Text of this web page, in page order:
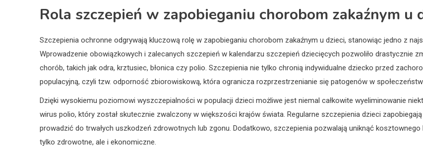
Rola szczepień w zapobieganiu chorobom zakaźnym u
Szczepienia ochronne odgrywają kluczową rolę w zapobieganiu chorobom zakaźnym u dzieci, stanowiąc jedno z
Wprowadzenie obowiązkowych i zalecanych szczepień w kalendarzu szczepień dziecięcych pozwoliło drastycznie
chorób, takich jak odra, krztusiec, błonica czy polio. Szczepienia nie tylko chronią indywidualne dziecko przed
populacyjną, czyli tzw. odporność zbiorowiskową, która ogranicza rozprzestrzenianie się patogenów w
Dzięki wysokiemu poziomowi wyszczepialności w populacji dzieci możliwe jest niemal całkowite wyeliminowanie
wirus polio, który został skutecznie zwalczony w większości krajów świata. Regularne szczepienia dzieci
prowadzić do trwałych uszkodzeń zdrowotnych lub zgonu. Dodatkowo, szczepienia pozwalają uniknąć
tylko zdrowotne, ale i ekonomiczne.